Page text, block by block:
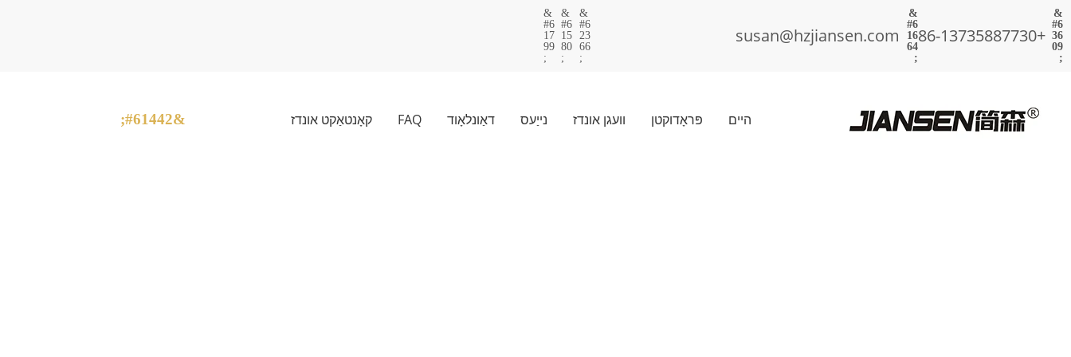
+86-13735887730
susan@hzjiansen.com
היים פּראָדוקטן וועגן אונדז נייַעס דאַונלאָוד FAQ קאָנטאַקט אונדז